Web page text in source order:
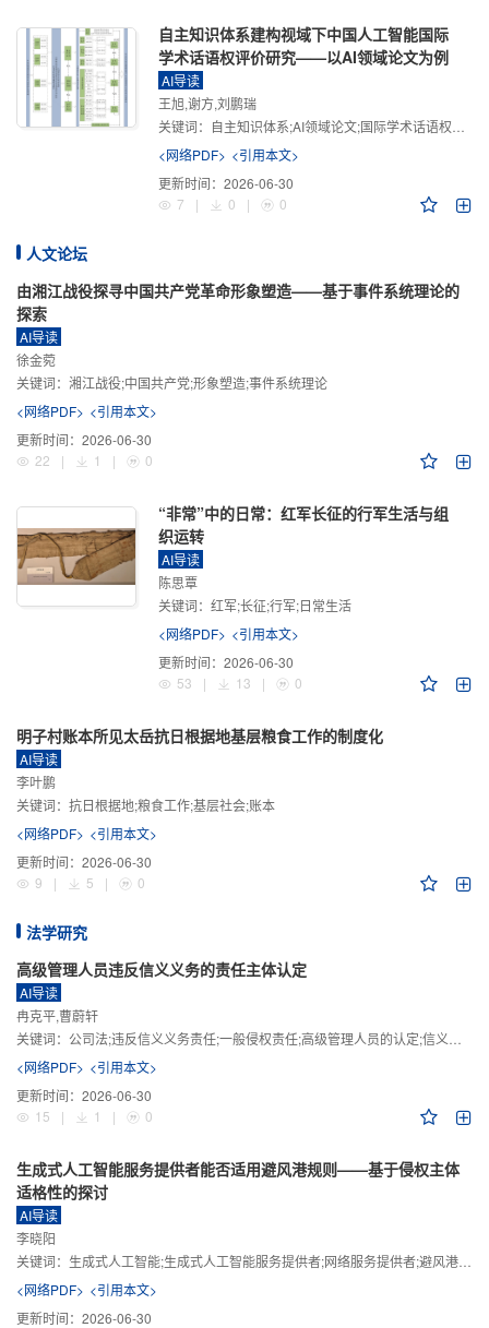
自主知识体系建构视域下中国人工智能国际
学术话语权评价研究——以AI领域论文为例
AI导读
王旭,谢方,刘鹏瑞
关键词： 自主知识体系;AI领域论文;国际学术话语权评价;学术影响力;学术感知力;学术传播力;学术引领力
<网络PDF> <引用本文>
更新时间： 2026-06-30
7
| 0 | 0
人文论坛
由湘江战役探寻中国共产党革命形象塑造——基于事件系统理论的
探索
AI导读
徐金菀
关键词： 湘江战役;中国共产党;形象塑造;事件系统理论
<网络PDF> <引用本文>
更新时间： 2026-06-30
22
| 1 | 0
“非常”中的日常：红军长征的行军生活与组
织运转
AI导读
陈思覃
关键词： 红军;长征;行军;日常生活
<网络PDF> <引用本文>
更新时间： 2026-06-30
53
| 13 | 0
明子村账本所见太岳抗日根据地基层粮食工作的制度化
AI导读
李叶鹏
关键词： 抗日根据地;粮食工作;基层社会;账本
<网络PDF> <引用本文>
更新时间： 2026-06-30
9
| 5 | 0
法学研究
高级管理人员违反信义义务的责任主体认定
AI导读
冉克平,曹蔚轩
关键词： 公司法;违反信义义务责任;一般侵权责任;高级管理人员的认定;信义义务
<网络PDF> <引用本文>
更新时间： 2026-06-30
15
| 1 | 0
生成式人工智能服务提供者能否适用避风港规则——基于侵权主体
适格性的探讨
AI导读
李晓阳
关键词： 生成式人工智能;生成式人工智能服务提供者;网络服务提供者;避风港规则;版权责任
<网络PDF> <引用本文>
更新时间： 2026-06-30